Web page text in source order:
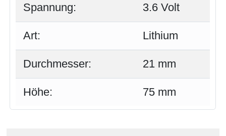
Spannung: 3.6 Volt
Art: Lithium
Durchmesser: 21 mm
Höhe: 75 mm